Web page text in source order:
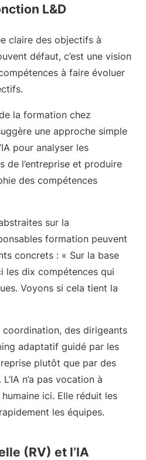
L&D
claire des objectifs à
défaut, c’est une vision
à faire évoluer
la formation chez
une approche simple
pour analyser les
de l’entreprise et produire
des compétences
sur la
formation peuvent
concrets : « Sur la base
les dix compétences qui
Voyons si cela tient la
coordination, des dirigeants
adaptatif guidé par les
plutôt que par des
n’a pas vocation à
ici. Elle réduit les
les équipes.
(RV) et l’IA